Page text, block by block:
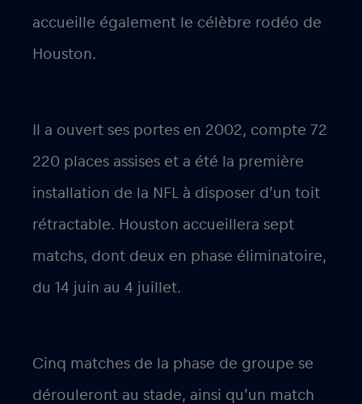
accueille également le célèbre rodéo de
Houston.
Il a ouvert ses portes en 2002, compte 72
220 places assises et a été la première
installation de la NFL à disposer d’un toit
rétractable. Houston accueillera sept
matchs, dont deux en phase éliminatoire,
du 14 juin au 4 juillet.
Cinq matches de la phase de groupe se
dérouleront au stade, ainsi qu’un match